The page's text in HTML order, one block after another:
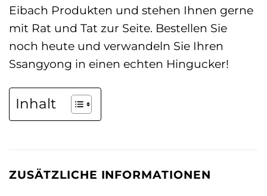
Eibach Produkten und stehen Ihnen gerne
mit Rat und Tat zur Seite. Bestellen Sie
noch heute und verwandeln Sie Ihren
Ssangyong in einen echten Hingucker!
Inhalt
ZUSÄTZLICHE INFORMATIONEN